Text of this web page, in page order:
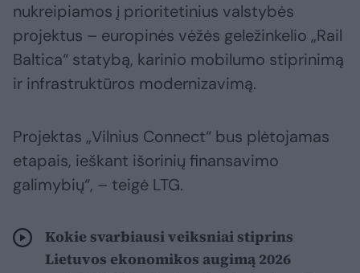
nukreipiamos į prioritetinius valstybės
projektus – europinės vėžės geležinkelio „Rail
Baltica“ statybą, karinio mobilumo stiprinimą
ir infrastruktūros modernizavimą.
Projektas „Vilnius Connect“ bus plėtojamas
etapais, ieškant išorinių finansavimo
galimybių“, – teigė LTG.
Kokie svarbiausi veiksniai stiprins
Lietuvos ekonomikos augimą 2026